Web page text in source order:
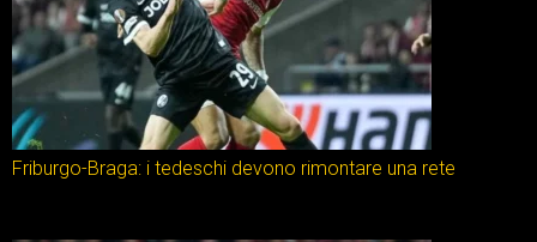
Friburgo-Braga: i tedeschi devono rimontare una rete